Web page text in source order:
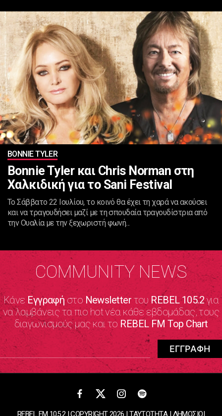
BONNIE TYLER
Bonnie Tyler και Chris Norman στη
Χαλκιδική για το Sani Festival
Το Σάββατο 22 Ιουλίου, το κοινό θα έχει τη χαρά να ακούσει
και να τραγουδήσει μαζί με τη σπουδαία τραγουδίστρια από
την Ουαλία με την ξεχωριστή φωνή...
COMMUNITY NEWS
Κάνε Εγγραφήστο NewsletterτουREBEL 105.2για
να λαμβάνεις τα πιο hot νέα κάθε εβδομάδας, τους
διαγωνισμούς μας και το REBEL FM Top Chart
REBEL FM 105.2 | COPYRIGHT 2026 |ΤΑΥΤΟΤΗΤΑ| ΔΗΜΟΣΙΟΙ